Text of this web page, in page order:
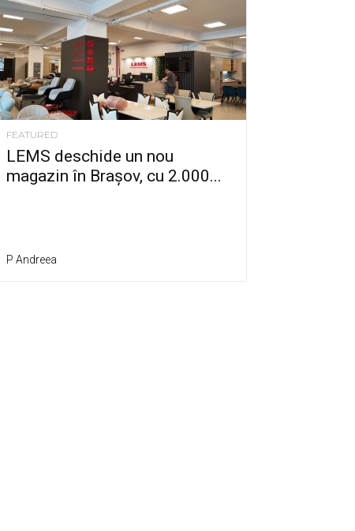
FEATURED
LEMS deschide un nou
magazin în Brașov, cu 2.000...
P Andreea